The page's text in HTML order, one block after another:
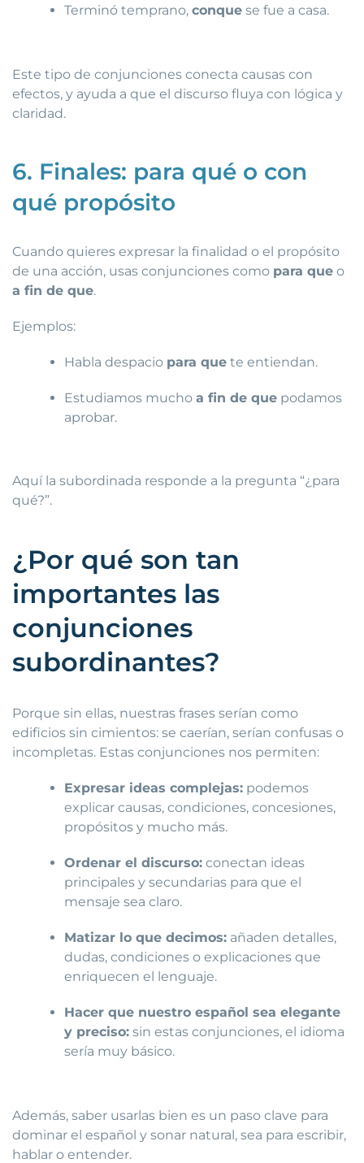
Terminó temprano,conque se fue a casa.
Este tipo de conjunciones conecta causas con
efectos, y ayuda a que el discurso fluya con lógica y
claridad.
6. Finales: para qué o con
qué propósito
Cuando quieres expresar la finalidad o el propósito
de una acción, usas conjunciones como para que o
a fin de que.
Ejemplos:
Habla despacio para que te entiendan.
Estudiamos muchoa fin de que podamos
aprobar.
Aquí la subordinada responde a la pregunta “¿para
qué?”.
¿Por qué son tan
importantes las
conjunciones
subordinantes?
Porque sin ellas, nuestras frases serían como
edificios sin cimientos: se caerían, serían confusas o
incompletas. Estas conjunciones nos permiten:
Expresar ideas complejas: podemos
explicar causas, condiciones, concesiones,
propósitos y mucho más.
Ordenar el discurso: conectan ideas
principales y secundarias para que el
mensaje sea claro.
Matizar lo que decimos: añaden detalles,
dudas, condiciones o explicaciones que
enriquecen el lenguaje.
Hacer que nuestro español sea elegante
y preciso: sin estas conjunciones, el idioma
sería muy básico.
Además, saber usarlas bien es un paso clave para
dominar el español y sonar natural, sea para escribir,
hablar o entender.